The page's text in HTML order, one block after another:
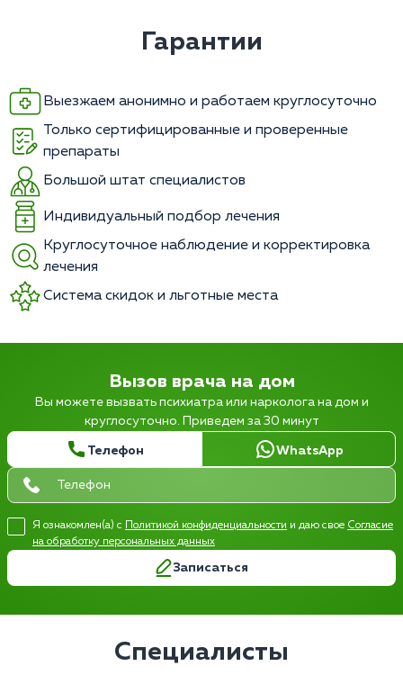
Гарантии
Выезжаем анонимно и работаем круглосуточно
Только сертифицированные и проверенные
препараты
Большой штат специалистов
Индивидуальный подбор лечения
Круглосуточное наблюдение и корректировка
лечения
Система скидок и льготные места
Вызов врача на дом
Вы можете вызвать психиатра или нарколога на дом и
круглосуточно. Приведем за 30 минут
Телефон WhatsApp
Я ознакомлен(а) с Политикой конфиденциальности и даю свое Согласие
на обработку персональных данных
Записаться
Специалисты